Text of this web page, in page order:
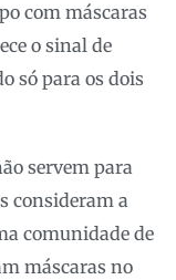
com máscaras
o sinal de
só para os dois
servem para
consideram a
comunidade de
máscaras no